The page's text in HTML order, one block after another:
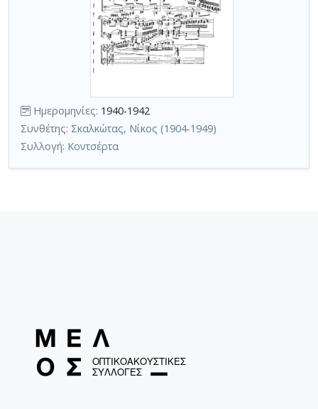
Ημερομηνίες: 1940-1942
Συνθέτης: Σκαλκώτας, Νίκος (1904-1949)
Συλλογή: Κοντσέρτα